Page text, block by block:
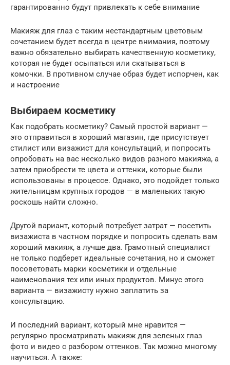
гарантированно будут привлекать к себе внимание
Макияж для глаз с таким нестандартным цветовым
сочетанием будет всегда в центре внимания, поэтому
важно обязательно выбирать качественную косметику,
которая не будет осыпаться или скатываться в
комочки. В противном случае образ будет испорчен, как
и настроение
Выбираем косметику
Как подобрать косметику? Самый простой вариант —
это отправиться в хороший магазин, где присутствует
стилист или визажист для консультаций, и попросить
опробовать на вас несколько видов разного макияжа, а
затем приобрести те цвета и оттенки, которые были
использованы в процессе. Однако, это подойдет только
жительницам крупных городов — в маленьких такую
роскошь найти сложно.
Другой вариант, который потребует затрат — посетить
визажиста в частном порядке и попросить сделать вам
хороший макияж, а лучше два. Грамотный специалист
не только подберет идеальные сочетания, но и сможет
посоветовать марки косметики и отдельные
наименования тех или иных продуктов. Минус этого
варианта — визажисту нужно заплатить за
консультацию.
И последний вариант, который мне нравится —
регулярно просматривать макияж для зеленых глаз
фото и видео с разбором оттенков. Так можно многому
научиться. А также: